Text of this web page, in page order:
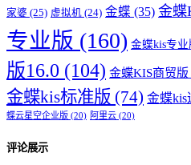
家婆 (25) 虚拟机 (24) 金蝶 (35) 金蝶
专业版 (160) 金蝶kis专业
版16.0 (104) 金蝶KIS商贸版
金蝶kis标准版 (74) 金蝶kis
蝶云星空企业版 (20) 阿里云 (20)
评论展示